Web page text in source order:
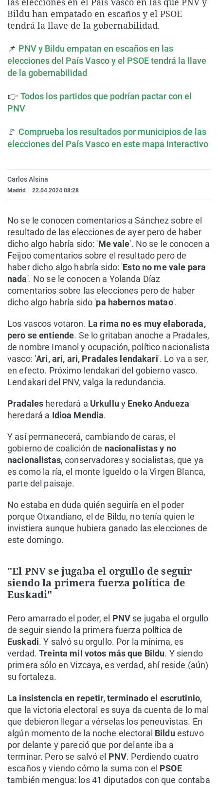
La rosa de los vientos
Gente viajera
Caso
Retornados
Operación Viuda
Extremadura
Galicia
Navarra
Virales
Televisión
Bildu han empatado en escaños y el PSOE
tendrá la llave de la gobernabilidad.
📌 PNV y Bildu empatan en escaños en las
elecciones del País Vasco y el PSOE tendrá la llave
de la gobernabilidad
👉 Todos los partidos que podrían pactar con el
PNV
🚩 Comprueba los resultados por municipios de las
elecciones del País Vasco en este mapa interactivo
Carlos Alsina
Madrid 22.04.2024 08:28
No se le conocen comentarios a Sánchez sobre el
resultado de las elecciones de ayer pero de haber
dicho algo habría sido: 'Me vale'. No se le conocen a
Feijoo comentarios sobre el resultado pero de
haber dicho algo habría sido: 'Esto no me vale para
nada'. No se le conocen a Yolanda Díaz
comentarios sobre las elecciones pero de haber
dicho algo habría sido 'pa habernos matao'.
Los vascos votaron. La rima no es muy elaborada,
pero se entiende. Se lo gritaban anoche a Pradales,
de nombre Imanol y ocupación, político nacionalista
vasco: 'Ari, ari, ari, Pradales lendakari'. Lo va a ser,
en efecto. Próximo lendakari del gobierno vasco.
Lendakari del PNV, valga la redundancia.
Pradales heredará a Urkulluy Eneko Andueza
heredará a Idioa Mendia.
Y así permanecerá, cambiando de caras, el
gobierno de coalición de nacionalistas y no
nacionalistas, conservadores y socialistas, que ya
es como la ría, el monte Igueldo o la Virgen Blanca,
parte del paisaje.
No estaba en duda quién seguiría en el poder
porque Otxandiano, el de Bildu, no tenía quien le
invistiera aunque hubiera ganado las elecciones de
este domingo.
"El PNV se jugaba el orgullo de seguir
siendo la primera fuerza política de
Euskadi"
Pero amarrado el poder, el PNV se jugaba el orgullo
de seguir siendo la primera fuerza política de
Euskadi. Y salvó su orgullo. Por la mínima, es
verdad.Treinta mil votos más que Bildu. Y siendo
primera sólo en Vizcaya, es verdad, ahí reside (aún)
su fortaleza.
La insistencia en repetir, terminado el escrutinio,
que la victoria electoral es suya da cuenta de lo mal
que debieron llegar a vérselas los peneuvistas. En
algún momento de la noche electoral Bilduestuvo
por delante y pareció que por delante iba a
terminar. Pero se salvó el PNV. Perdiendo cuatro
escaños y viendo cómo la suma con el PSOE
también mengua: los 41 diputados con que contaba